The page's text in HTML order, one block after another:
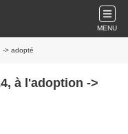
MENU
-> adopté
à l'adoption ->